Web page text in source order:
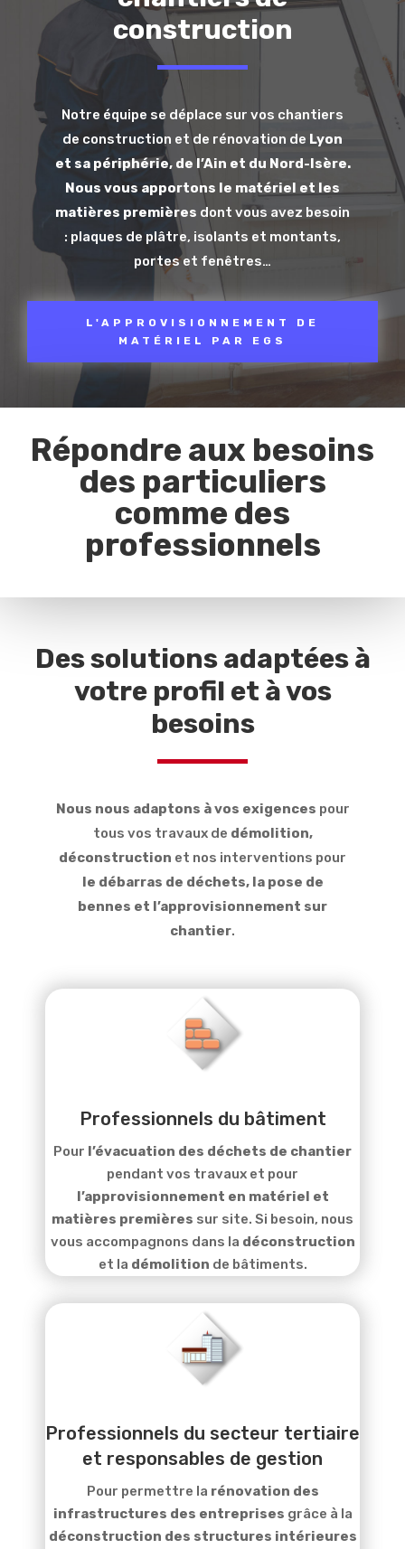
construction
Notre équipe se déplace sur vos chantiers
de construction et de rénovation de Lyon
et sa périphérie, de l’Ain et du Nord-Isère.
Nous vous apportons le matériel et les
matières premières dont vous avez besoin
: plaques de plâtre, isolants et montants,
portes et fenêtres…
L'APPROVISIONNEMENT DE
MATÉRIEL PAR EGS
Répondre aux besoins
des particuliers
comme des
professionnels
Des solutions adaptées à
votre profil et à vos
besoins
Nous nous adaptons à vos exigences pour
tous vos travaux de démolition,
déconstruction et nos interventions pour
le débarras de déchets, la pose de
bennes et l’approvisionnement sur
chantier.
Professionnels du bâtiment
Pour l’évacuation des déchets de chantier
pendant vos travaux et pour
l’approvisionnement en matériel et
matières premières sur site. Si besoin, nous
vous accompagnons dans la déconstruction
et la démolition de bâtiments.
Professionnels du secteur tertiaire
et responsables de gestion
Pour permettre la rénovation des
infrastructures des entreprises grâce à la
déconstruction des structures intérieures